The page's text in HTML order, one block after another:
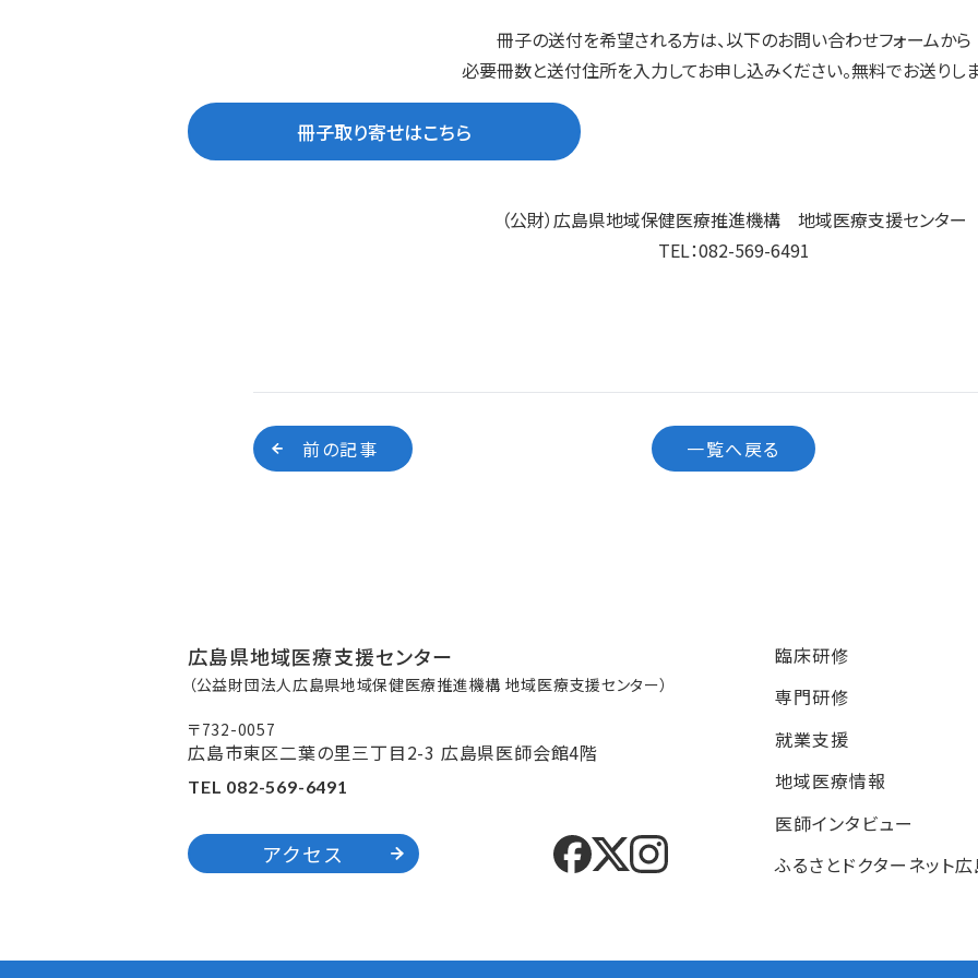
冊子の送付を希望される方は、以下のお問い合わせフォームから
必要冊数と送付住所を入力してお申し込みください。無料でお送りしま
冊子取り寄せはこちら
（公財）広島県地域保健医療推進機構 地域医療支援センター
TEL：082-569-6491
前の記事 一覧へ戻る
広島県地域医療支援センター
（公益財団法人広島県地域保健医療推進機構 地域医療支援センター）
〒732-0057
広島市東区二葉の里三丁目2-3 広島県医師会館4階
TEL 082-569-6491
アクセス
臨床研修
専門研修
就業支援
地域医療情報
医師インタビュー
ふるさとドクターネット